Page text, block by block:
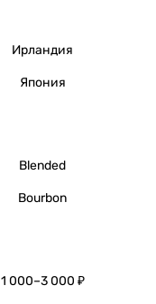
Ирландия
Япония
Blended
Bourbon
1 000–3 000 ₽